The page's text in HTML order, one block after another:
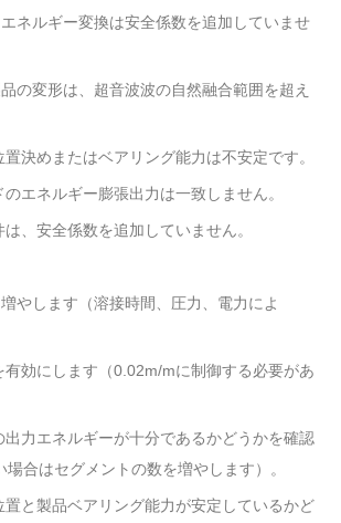
ネルギー変換は安全係数を追加していませ
の変形は、超音波波の自然融合範囲を超え
決めまたはベアリング能力は不安定です。
エネルギー膨張出力は一致しません。
、安全係数を追加していません。
やします（溶接時間、圧力、電力によ
有効にします（0.02m/mに制御する必要があ
力エネルギーが十分であるかどうかを確認
場合はセグメントの数を増やします）。
と製品ベアリング能力が安定しているかど